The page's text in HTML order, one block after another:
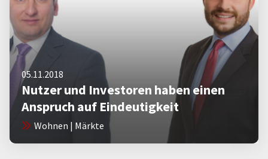
05.11.2018
Nutzer und Investoren haben einen
Anspruch auf Eindeutigkeit
Wohnen | Märkte